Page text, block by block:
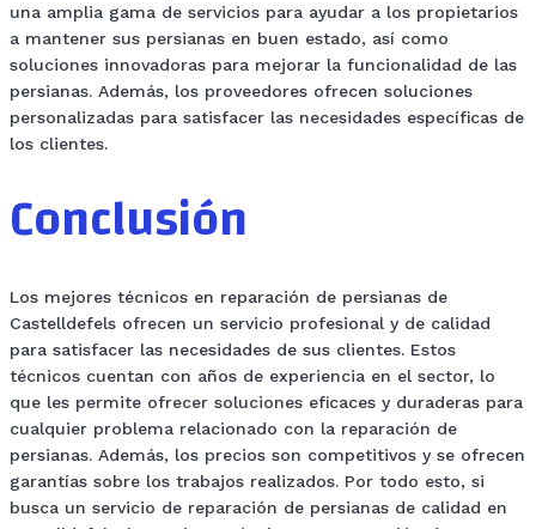
una amplia gama de servicios para ayudar a los propietarios
a mantener sus persianas en buen estado, así como
soluciones innovadoras para mejorar la funcionalidad de las
persianas. Además, los proveedores ofrecen soluciones
personalizadas para satisfacer las necesidades específicas de
los clientes.
Conclusión
Los mejores técnicos en reparación de persianas de
Castelldefels ofrecen un servicio profesional y de calidad
para satisfacer las necesidades de sus clientes. Estos
técnicos cuentan con años de experiencia en el sector, lo
que les permite ofrecer soluciones eficaces y duraderas para
cualquier problema relacionado con la reparación de
persianas. Además, los precios son competitivos y se ofrecen
garantías sobre los trabajos realizados. Por todo esto, si
busca un servicio de reparación de persianas de calidad en